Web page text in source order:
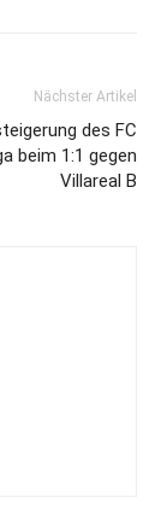
Nächster Artikel
des FC
beim 1:1 gegen
Villareal B